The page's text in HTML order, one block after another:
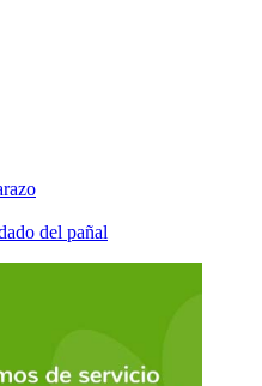
del pañal